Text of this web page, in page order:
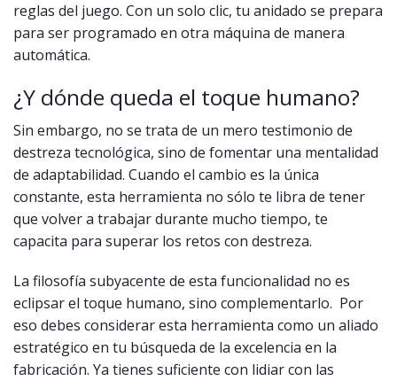
reglas del juego. Con un solo clic, tu anidado se prepara
para ser programado en otra máquina de manera
automática.
¿Y dónde queda el toque humano?
Sin embargo, no se trata de un mero testimonio de
destreza tecnológica, sino de fomentar una mentalidad
de adaptabilidad. Cuando el cambio es la única
constante, esta herramienta no sólo te libra de tener
que volver a trabajar durante mucho tiempo, te
capacita para superar los retos con destreza.
La filosofía subyacente de esta funcionalidad no es
eclipsar el toque humano, sino complementarlo. Por
eso debes considerar esta herramienta como un aliado
estratégico en tu búsqueda de la excelencia en la
fabricación. Ya tienes suficiente con lidiar con las